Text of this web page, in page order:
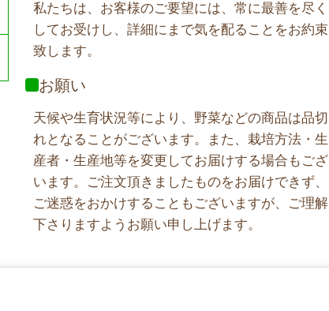
私たちは、お客様のご要望には、常に最善を尽く
してお受けし、詳細にまで気を配ることをお約束
致します。
お願い
天候や生育状況等により、野菜などの商品は品切
れとなることがございます。また、栽培方法・生
産者・生産地等を変更してお届けする場合もござ
います。ご注文頂きましたものをお届けできず、
ご迷惑をおかけすることもございますが、ご理解
下さりますようお願い申し上げます。